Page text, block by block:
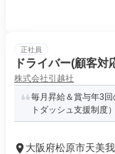
正社員
ドライバー(顧客対
株式会社引越社
毎月昇給＆賞与年3
トダッシュ支援制度）
大阪府松原市天美